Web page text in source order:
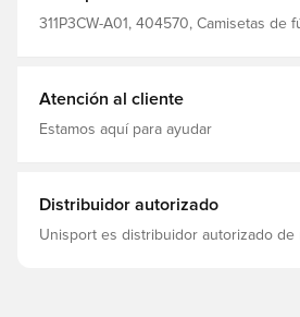
Hecho de 100% poliéster.
311P3CW-A01, 404570, Camisetas de
Atención al cliente
Estamos aquí para ayudar
Distribuidor autorizado
Unisport es distribuidor autorizado de